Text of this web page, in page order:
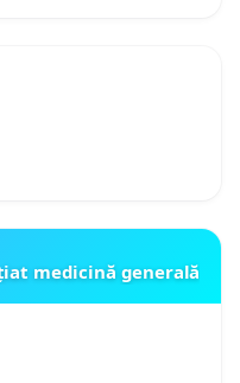
medicină generală